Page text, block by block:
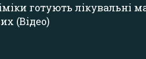
готують лікувальні
(Відео)